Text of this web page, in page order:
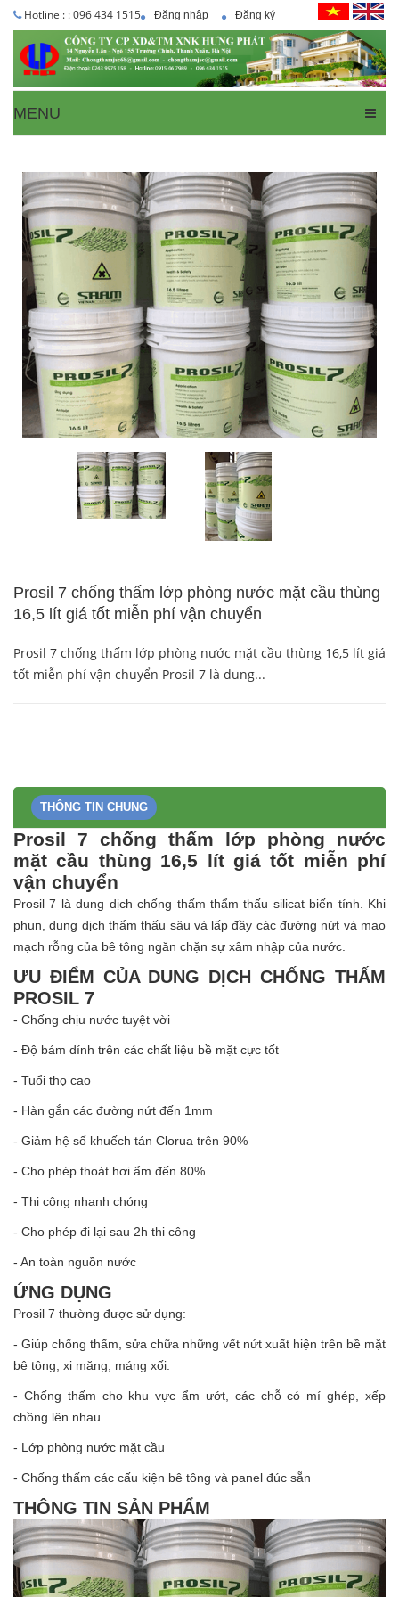
Hotline : : 096 434 1515 Đăng nhập Đăng ký
MENU
Prosil 7 chống thấm lớp phòng nước mặt cầu thùng
16,5 lít giá tốt miễn phí vận chuyển
Prosil 7 chống thấm lớp phòng nước mặt cầu thùng 16,5 lít giá
tốt miễn phí vận chuyển Prosil 7 là dung...
THÔNG TIN CHUNG
Prosil 7 chống thấm lớp phòng nước
mặt cầu thùng 16,5 lít giá tốt miễn phí
vận chuyển
Prosil 7 là dung dịch chống thấm thẩm thấu silicat biến tính. Khi
phun, dung dịch thẩm thấu sâu và lấp đầy các đường nứt và mao
mạch rỗng của bê tông ngăn chặn sự xâm nhập của nước.
ƯU ĐIỂM CỦA DUNG DỊCH CHỐNG THẤM
PROSIL 7
- Chống chịu nước tuyệt vời
- Độ bám dính trên các chất liệu bề mặt cực tốt
- Tuổi thọ cao
- Hàn gắn các đường nứt đến 1mm
- Giảm hệ số khuếch tán Clorua trên 90%
- Cho phép thoát hơi ẩm đến 80%
- Thi công nhanh chóng
- Cho phép đi lại sau 2h thi công
- An toàn nguồn nước
ỨNG DỤNG
Prosil 7 thường được sử dụng:
- Giúp chống thấm, sửa chữa những vết nứt xuất hiện trên bề mặt
bê tông, xi măng, máng xối.
- Chống thấm cho khu vực ẩm ướt, các chỗ có mí ghép, xếp
chồng lên nhau.
- Lớp phòng nước mặt cầu
- Chống thấm các cấu kiện bê tông và panel đúc sẵn
THÔNG TIN SẢN PHẨM